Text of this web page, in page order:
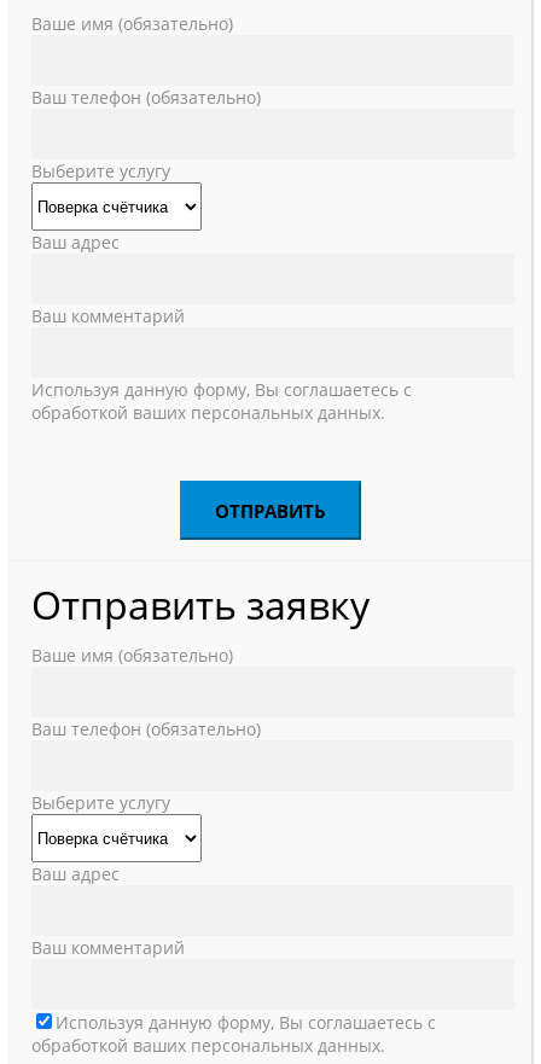
Ваше имя (обязательно)
Ваш телефон (обязательно)
Выберите услугу
Ваш адрес
Ваш комментарий
Используя данную форму, Вы соглашаетесь с
обработкой ваших персональных данных.
Отправить заявку
Ваше имя (обязательно)
Ваш телефон (обязательно)
Выберите услугу
Ваш адрес
Ваш комментарий
Используя данную форму, Вы соглашаетесь с
обработкой ваших персональных данных.